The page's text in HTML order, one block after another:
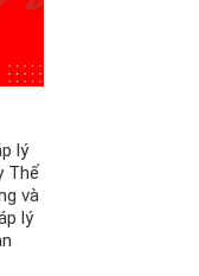
lý
Thế
và
lý